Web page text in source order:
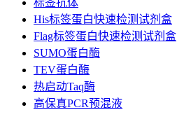
His标签蛋白快速检测试剂盒
Flag标签蛋白快速检测试剂盒
SUMO蛋白酶
TEV蛋白酶
热启动Taq酶
高保真PCR预混液